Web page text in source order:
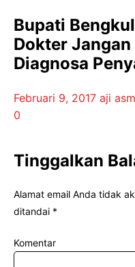
Bupati
Dokter Jangan
Diagnosa
Februari 9, 2017 aji
0
Tinggalkan
Alamat email Anda tidak
ditandai *
Komentar